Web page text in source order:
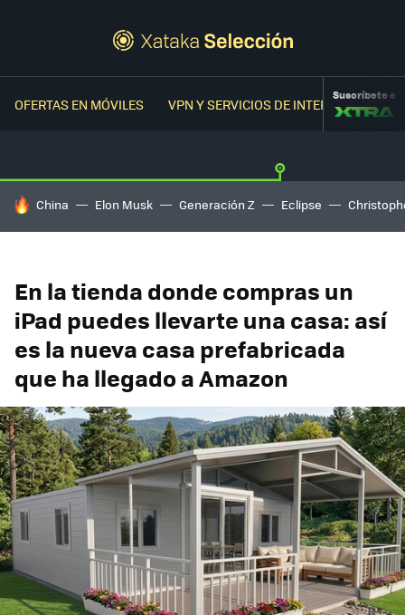
OFERTAS EN MÓVILES VPN Y SERVICIOS DE INTERNETSuscríbete a
HOY SE HABLA DE
China Elon Musk Generación Z Eclipse
En la tienda donde compras un
iPad puedes llevarte una casa: así
es la nueva casa prefabricada
que ha llegado a Amazon